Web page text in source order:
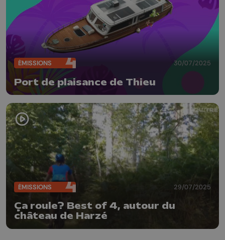
ÉMISSIONS 30/07/2025
Port de plaisance de Thieu
ÉMISSIONS 29/07/2025
Ça roule? Best of 4, autour du
château de Harzé